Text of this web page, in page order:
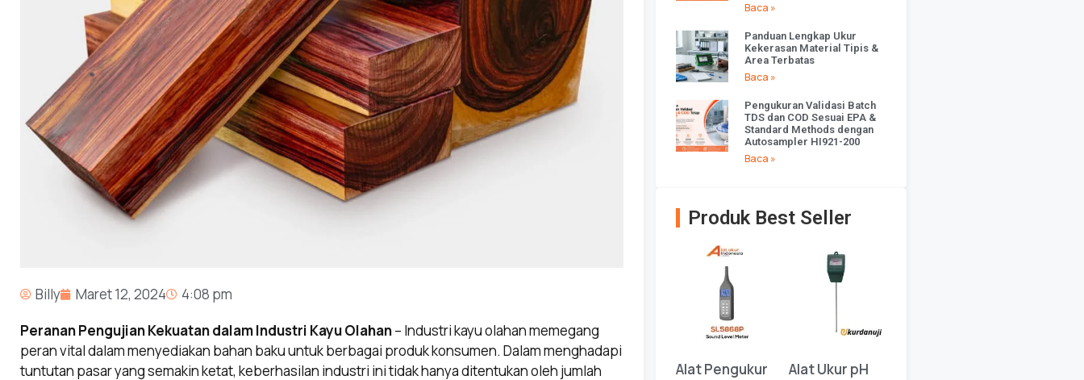
Billy Maret 12, 2024
4:08 pm
Peranan Pengujian Kekuatan dalam Industri Kayu Olahan– Industri kayu olahan memegang
peran vital dalam menyediakan bahan baku untuk berbagai produk konsumen. Dalam menghadapi
tuntutan pasar yang semakin ketat, keberhasilan industri ini tidak hanya ditentukan oleh jumlah
Baca »
Panduan Lengkap Ukur
Kekerasan Material Tipis &
Area Terbatas
Baca »
Pengukuran Validasi Batch
TDS dan COD Sesuai EPA &
Standard Methods dengan
Autosampler HI921-200
Baca »
Produk Best Seller
Alat Pengukur
Alat Ukur pH